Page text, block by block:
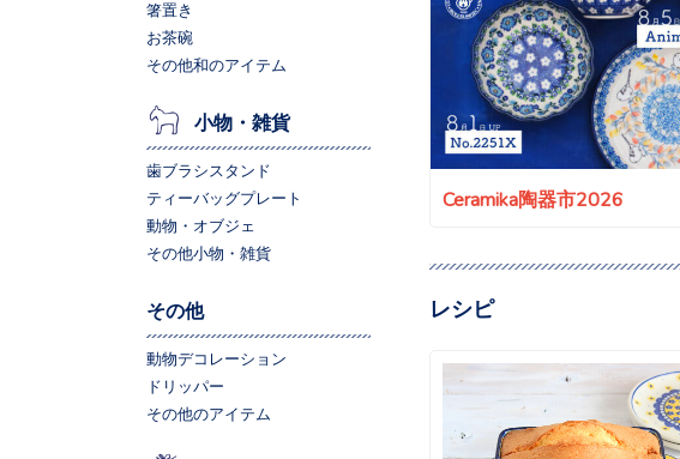
Ceramika陶器市2026
レシピ
箸置き
お茶碗
その他和のアイテム
小物・雑貨
歯ブラシスタンド
ティーバッグプレート
動物・オブジェ
その他小物・雑貨
その他
動物デコレーション
ドリッパー
その他のアイテム